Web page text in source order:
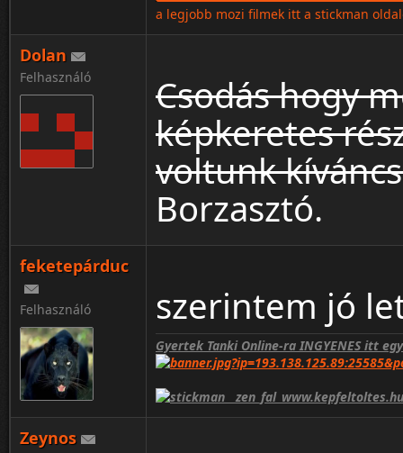
a legjobb mozi filmek itt a stickman
Dolan
Felhasználó
Csodás hogy
képkeretes
voltunk
Borzasztó.
feketepárduc
Felhasználó szerintem jó
Gyertek Tanki Online-ra INGYENES itt
Zeynos